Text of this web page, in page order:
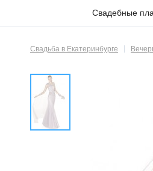
Свадебные
Свадьба в Екатеринбурге